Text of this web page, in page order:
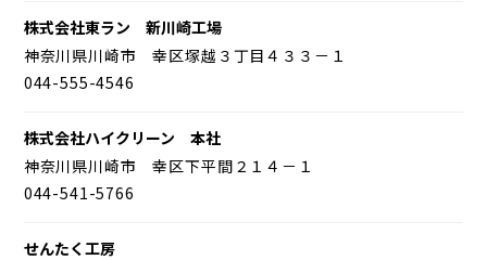
株式会社東ラン 新川崎工場
神奈川県川崎市 幸区塚越３丁目４３３－１
044-555-4546
株式会社ハイクリーン 本社
神奈川県川崎市 幸区下平間２１４－１
044-541-5766
せんたく工房